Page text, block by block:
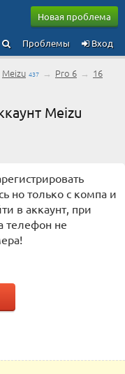
Новая проблема
Вход
Проблемы
Meizu 437 → Pro 6 → 16
Meizu
но только с компа и
в аккаунт, при
телефон не